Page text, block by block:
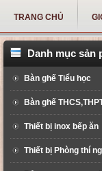
TRANG CHỦ
Danh mục sản
Bàn ghế Tiểu học
Bàn ghế
Thiết bị inox bếp ăn
Thiết bị Phòng thí